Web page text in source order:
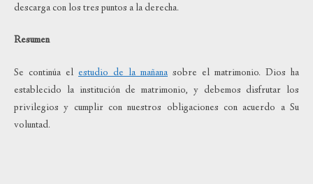
descarga con los tres puntos a la derecha.
Resumen
Se continúa el estudio de la mañana sobre el matrimonio. Dios ha
establecido la institución de matrimonio, y debemos disfrutar los
privilegios y cumplir con nuestros obligaciones con acuerdo a Su
voluntad.